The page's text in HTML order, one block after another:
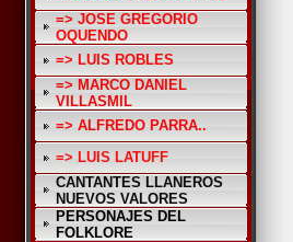
=> JOSE GREGORIO
OQUENDO
=> LUIS ROBLES
=> MARCO DANIEL
VILLASMIL
=> ALFREDO PARRA..
=> LUIS LATUFF
CANTANTES LLANEROS
NUEVOS VALORES
PERSONAJES DEL
FOLKLORE